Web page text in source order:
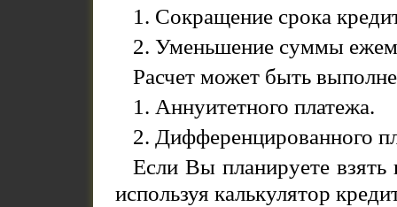
1. Сокращение срока
2. Уменьшение суммы
Расчет может быть
1. Аннуитетного платежа.
2. Дифференцированного
Если Вы планируете
используя калькулятор